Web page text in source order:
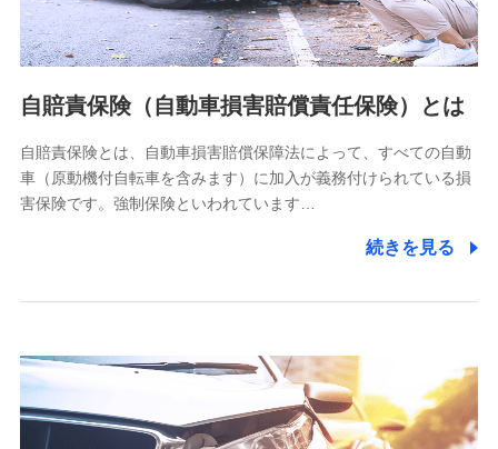
個人情報の第三者提供について
除き、第三者に提供いたしません。
業務の委託
当社は利用目的の達成に必要な範囲内において個人情報の取
【共同して利用される利用データの項目】
当社又は株式会社NTTドコモがサービス提供等を通じて取得
した、以下の情報などの個人データ
自賠責保険（自動車損害賠償責任保険）とは
自賠責保険とは、自動車損害賠償保障法によって、すべての自動
車（原動機付自転車を含みます）に加入が義務付けられている損
害保険です。強制保険といわれています…
続きを見る